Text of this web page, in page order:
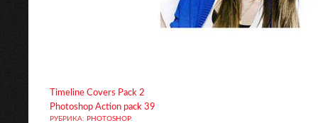
Timeline Covers Pack 2
Photoshop Action pack 39
РУБРИКА: PHOTOSHOP.